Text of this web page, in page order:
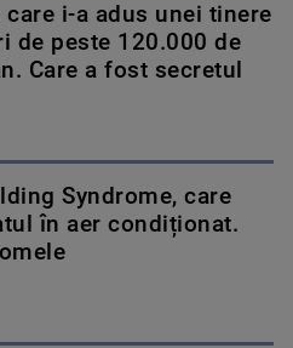
care i-a adus unei tinere
de peste 120.000 de
Care a fost secretul
Syndrome, care
în aer condiționat.